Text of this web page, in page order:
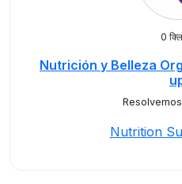
0
Nutrición y Belleza
Nutrition